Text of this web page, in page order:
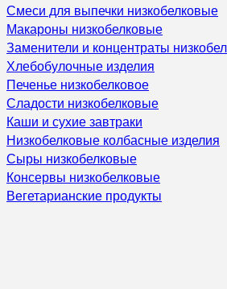
Смеси для выпечки низкобелковые
Макароны низкобелковые
Заменители и концентраты
Хлебобулочные изделия
Печенье низкобелковое
Сладости низкобелковые
Каши и сухие завтраки
Низкобелковые колбасные изделия
Сыры низкобелковые
Консервы низкобелковые
Вегетарианские продукты